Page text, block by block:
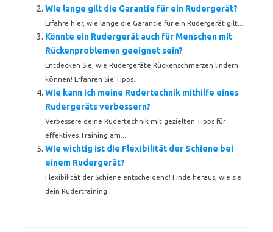
Wie lange gilt die Garantie für ein Rudergerät?
Erfahre hier, wie lange die Garantie für ein Rudergerät gilt...
Könnte ein Rudergerät auch für Menschen mit
Rückenproblemen geeignet sein?
Entdecken Sie, wie Rudergeräte Rückenschmerzen lindern
können! Erfahren Sie Tipps...
Wie kann ich meine Rudertechnik mithilfe eines
Rudergeräts verbessern?
Verbessere deine Rudertechnik mit gezielten Tipps für
effektives Training am...
Wie wichtig ist die Flexibilität der Schiene bei
einem Rudergerät?
Flexibilität der Schiene entscheidend! Finde heraus, wie sie
dein Rudertraining...